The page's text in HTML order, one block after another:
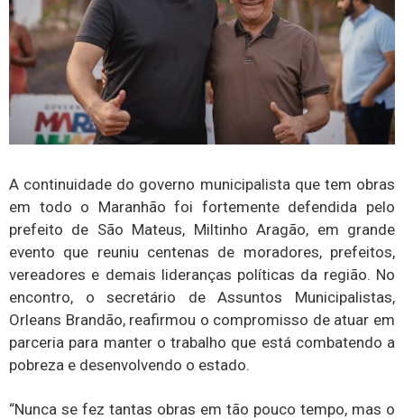
A continuidade do governo municipalista que tem obras
em todo o Maranhão foi fortemente defendida pelo
prefeito de São Mateus, Miltinho Aragão, em grande
evento que reuniu centenas de moradores, prefeitos,
vereadores e demais lideranças políticas da região. No
encontro, o secretário de Assuntos Municipalistas,
Orleans Brandão, reafirmou o compromisso de atuar em
parceria para manter o trabalho que está combatendo a
pobreza e desenvolvendo o estado.
“Nunca se fez tantas obras em tão pouco tempo, mas o